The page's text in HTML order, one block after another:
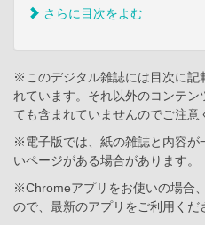
さらに目次をよむ
※このデジタル雑誌には目次に記
れています。それ以外のコンテ
ても含まれていませんのでご注意
※電子版では、紙の雑誌と内容が
いページがある場合があります。
※Chromeアプリをお使いの場合
ので、最新のアプリをご利用くだ